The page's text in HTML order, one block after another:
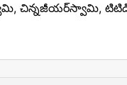
టిటిడి